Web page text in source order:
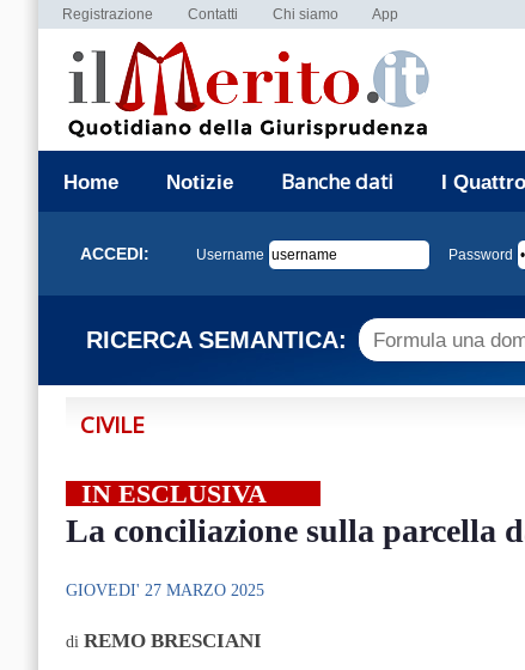
Registrazione Contatti Chi siamo App
Home Notizie Banche dati I
ACCEDI: Username Password
RICERCA SEMANTICA:
CIVILE
IN ESCLUSIVA
La conciliazione sulla parcella
GIOVEDI' 27 MARZO 2025
di REMO BRESCIANI